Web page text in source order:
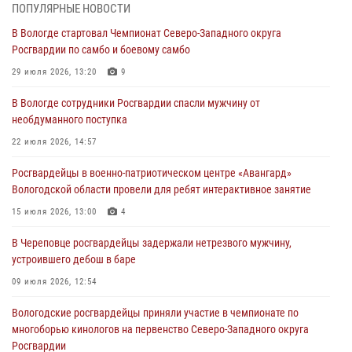
товаров из магазина
В Вологде определились победители и призеры Чемпионатов
Северо-Западного округа Росгвардии по спортивному и боевому
03 августа 2026, 08:54 1
ЗА МИНУВШУЮ НЕДЕЛЮ СОТРУДНИКАМИ ВНЕВЕДОМСТВЕННОЙ
ПРАВОНАРУШИТЕЛЯ
02 августа 2026, 10:37
нарушителя на питбайке
31 июля 2026, 06:43
ПОПУЛЯРНЫЕ НОВОСТИ
В Вологде стартовал Чемпионат Северо-Западного округа
Росгвардии по самбо и боевому самбо
29 июля 2026, 13:20 9
В Вологде сотрудники Росгвардии спасли мужчину от
необдуманного поступка
22 июля 2026, 14:57
Росгвардейцы в военно-патриотическом центре «Авангард»
Вологодской области провели для ребят интерактивное занятие
15 июля 2026, 13:00 4
В Череповце росгвардейцы задержали нетрезвого мужчину,
устроившего дебош в баре
09 июля 2026, 12:54
Вологодские росгвардейцы приняли участие в чемпионате по
многоборью кинологов на первенство Северо-Западного округа
Росгвардии